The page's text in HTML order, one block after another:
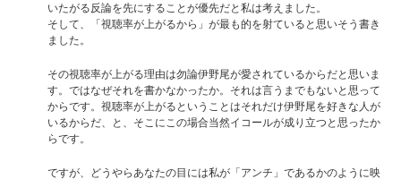
いたがる反論を先にすることが優先だと私は考えました。
そして、「視聴率が上がるから」が最も的を射ていると思いそう書き
ました。
その視聴率が上がる理由は勿論伊野尾が愛されているからだと思いま
す。ではなぜそれを書かなかったか。それは言うまでもないと思って
からです。視聴率が上がるということはそれだけ伊野尾を好きな人が
いるからだ、と、そこにこの場合当然イコールが成り立つと思ったか
らです。
ですが、どうやらあなたの目には私が「アンチ」であるかのように映